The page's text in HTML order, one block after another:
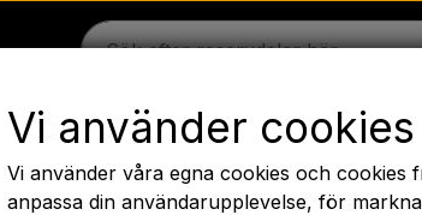
Ferguson Massey Ferguson Fordson
Traktordäck Olja Kemi El-delar LED
Vi använder cookies
Vi använder våra egna cookies och cookies
anpassa din användarupplevelse, för